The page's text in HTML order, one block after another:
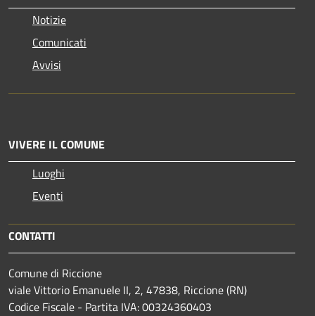
Notizie
Comunicati
Avvisi
VIVERE IL COMUNE
Luoghi
Eventi
CONTATTI
Comune di Riccione
viale Vittorio Emanuele II, 2, 47838, Riccione (RN)
Codice Fiscale - Partita IVA: 00324360403